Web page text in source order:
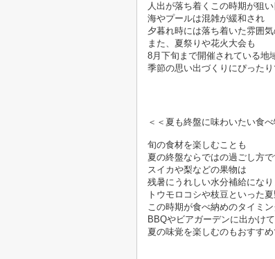
人出が落ち着くこの時期が狙い
海やプールは混雑が緩和され
夕暮れ時には落ち着いた雰囲気
また、夏祭りや花火大会も
8月下旬まで開催されている地
季節の思い出づくりにぴったり
＜＜夏も終盤に味わいたい食べ
旬の食材を楽しむことも
夏の終盤ならではの過ごし方で
スイカや梨などの果物は
残暑にうれしい水分補給になり
トウモロコシや枝豆といった
この時期が食べ納めのタイミン
BBQやビアガーデンに出かけて
夏の味覚を楽しむのもおすすめ